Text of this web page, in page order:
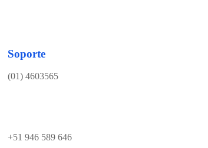
Soporte
(01) 4603565
+51 946 589 646